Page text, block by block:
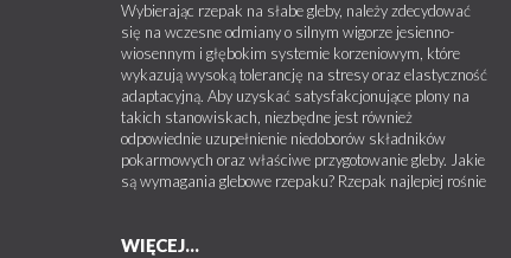
Wybierając rzepak na słabe gleby, należy zdecydować
się na wczesne odmiany o silnym wigorze jesienno-
wiosennym i głębokim systemie korzeniowym, które
wykazują wysoką tolerancję na stresy oraz elastyczność
adaptacyjną. Aby uzyskać satysfakcjonujące plony na
takich stanowiskach, niezbędne jest również
odpowiednie uzupełnienie niedoborów składników
pokarmowych oraz właściwe przygotowanie gleby. Jakie
są wymagania glebowe rzepaku? Rzepak najlepiej rośnie
WIĘCEJ...